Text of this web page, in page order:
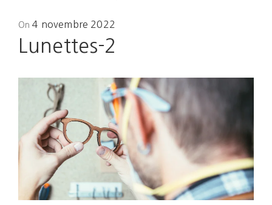
OnPosted
4 novembre 2022
Lunettes-2